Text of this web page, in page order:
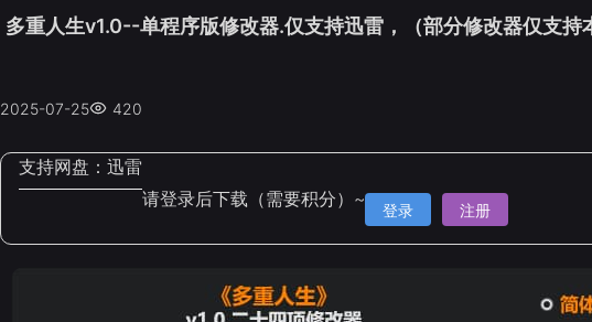
多重人生v1.0--单程序版修改器.仅支持迅雷，（部分修改器仅支
2025-07-25 420
支持网盘： 迅雷
请登录后下载（需要积分）~
登录 注册